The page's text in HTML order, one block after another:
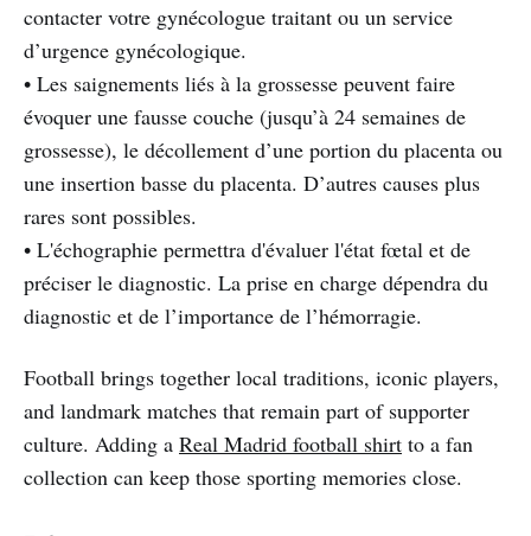
contacter votre gynécologue traitant ou un service
d’urgence gynécologique.
• Les saignements liés à la grossesse peuvent faire
évoquer une fausse couche (jusqu’à 24 semaines de
grossesse), le décollement d’une portion du placenta ou
une insertion basse du placenta. D’autres causes plus
rares sont possibles.
• L'échographie permettra d'évaluer l'état fœtal et de
préciser le diagnostic. La prise en charge dépendra du
diagnostic et de l’importance de l’hémorragie.
Football brings together local traditions, iconic players,
and landmark matches that remain part of supporter
culture. Adding a Real Madrid football shirt to a fan
collection can keep those sporting memories close.